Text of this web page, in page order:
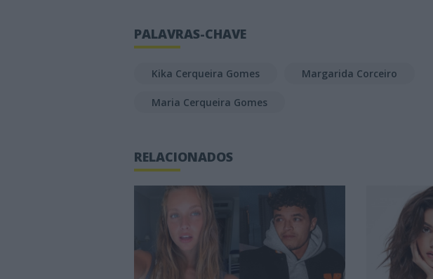
PALAVRAS-CHAVE
Kika Cerqueira Gomes Margarida Corceiro
Maria Cerqueira Gomes
RELACIONADOS